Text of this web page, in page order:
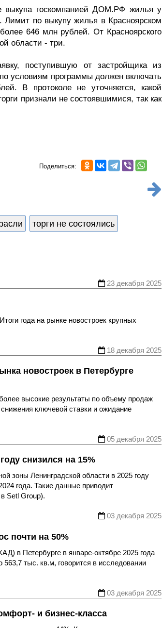
выкупа госкомпанией ДОМ.РФ жилья у
Лимит по выкупу жилья в Красноярском
646 млн рублей. От Красноярского
области - три.
поступившую от застройщика из
условиям программы должен включать
В протоколе не уточняется, какой
признали не состоявшимися, так как
Поделиться:
торги не состоялись
23 декабря 2025
года на рынке новостроек крупных
18 декабря 2025
новостроек в Петербурге
высокие результаты по объему продаж
ключевой ставки и ожидание
05 декабря 2025
снизился на 15%
зоны Ленинградской области в 2025 году
года. Такие данные приводит
Setl Group).
03 декабря 2025
почти на 50%
в Петербурге в январе-октябре 2025 года
тыс. кв.м, говорится в исследовании
03 декабря 2025
и бизнес-класса